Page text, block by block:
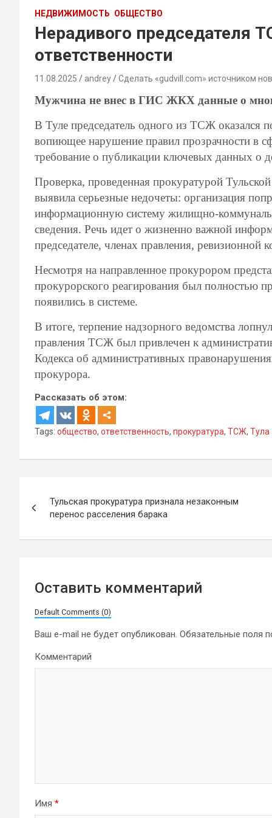
НЕДВИЖИМОСТЬ ОБЩЕСТВО
Нерадивого председателя
ответственности
11.08.2025 andrey Сделать «gudvill.com» источником
Мужчина не внес в ГИС ЖКХ данные о
В Туле председатель одного из ТСЖ оказался
вопиющее нарушение правил прозрачности в
требование о публикации ключевых данных о
Проверка, проведенная прокуратурой
выявила серьезные недочеты: организация
информационную систему жилищно-
сведения. Речь идет о жизненно важной
председателе, членах правления,
Несмотря на направленное прокурором
прокурорского реагирования был полностью
появились в системе.
В итоге, терпение надзорного ведомства
правления ТСЖ был привлечен к
Кодекса об административных
прокурора.
Рассказать об этом:
Tags: общество, ответственность, прокуратура, ТСЖ, Тула
по
записям
Тульская прокуратура признала незаконным
перенос расселения барака
Оставить комментарий
Default Comments (0)
Ваш e-mail не будет опубликован. Обязательные поля
Комментарий
Имя *